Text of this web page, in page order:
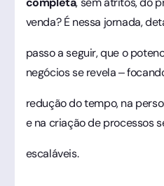
venda? É nessa jornada,
passo a seguir, que o
negócios se revela –
redução do tempo, na
e na criação de processos
escaláveis.